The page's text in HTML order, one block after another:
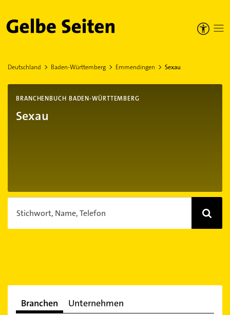
Gelbe Seiten
Deutschland Baden-Württemberg Emmendingen Sexau
BRANCHENBUCH BADEN-WÜRTTEMBERG
Sexau
Stichwort, Name, Telefon
Branchen Unternehmen